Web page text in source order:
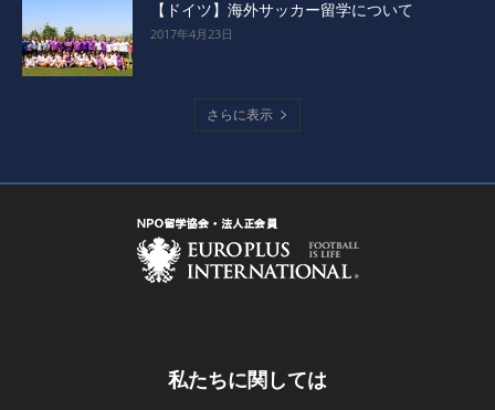
【ドイツ】海外サッカー留学について
2017年4月23日
さらに表示
私たちに関しては